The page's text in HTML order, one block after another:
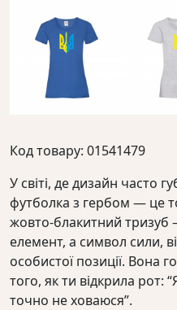
Код товару: 01541479
У світі, де дизайн часто
футболка з гербом — це
жовто-блакитний тризуб
елемент, а символ сили,
особистої позиції. Вона
того, як ти відкрила рот:
точно не ховаюся”.